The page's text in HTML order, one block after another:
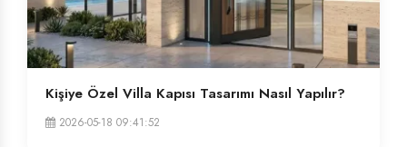
Kişiye Özel Villa Kapısı Tasarımı Nasıl Yapılır?
2026-05-18 09:41:52